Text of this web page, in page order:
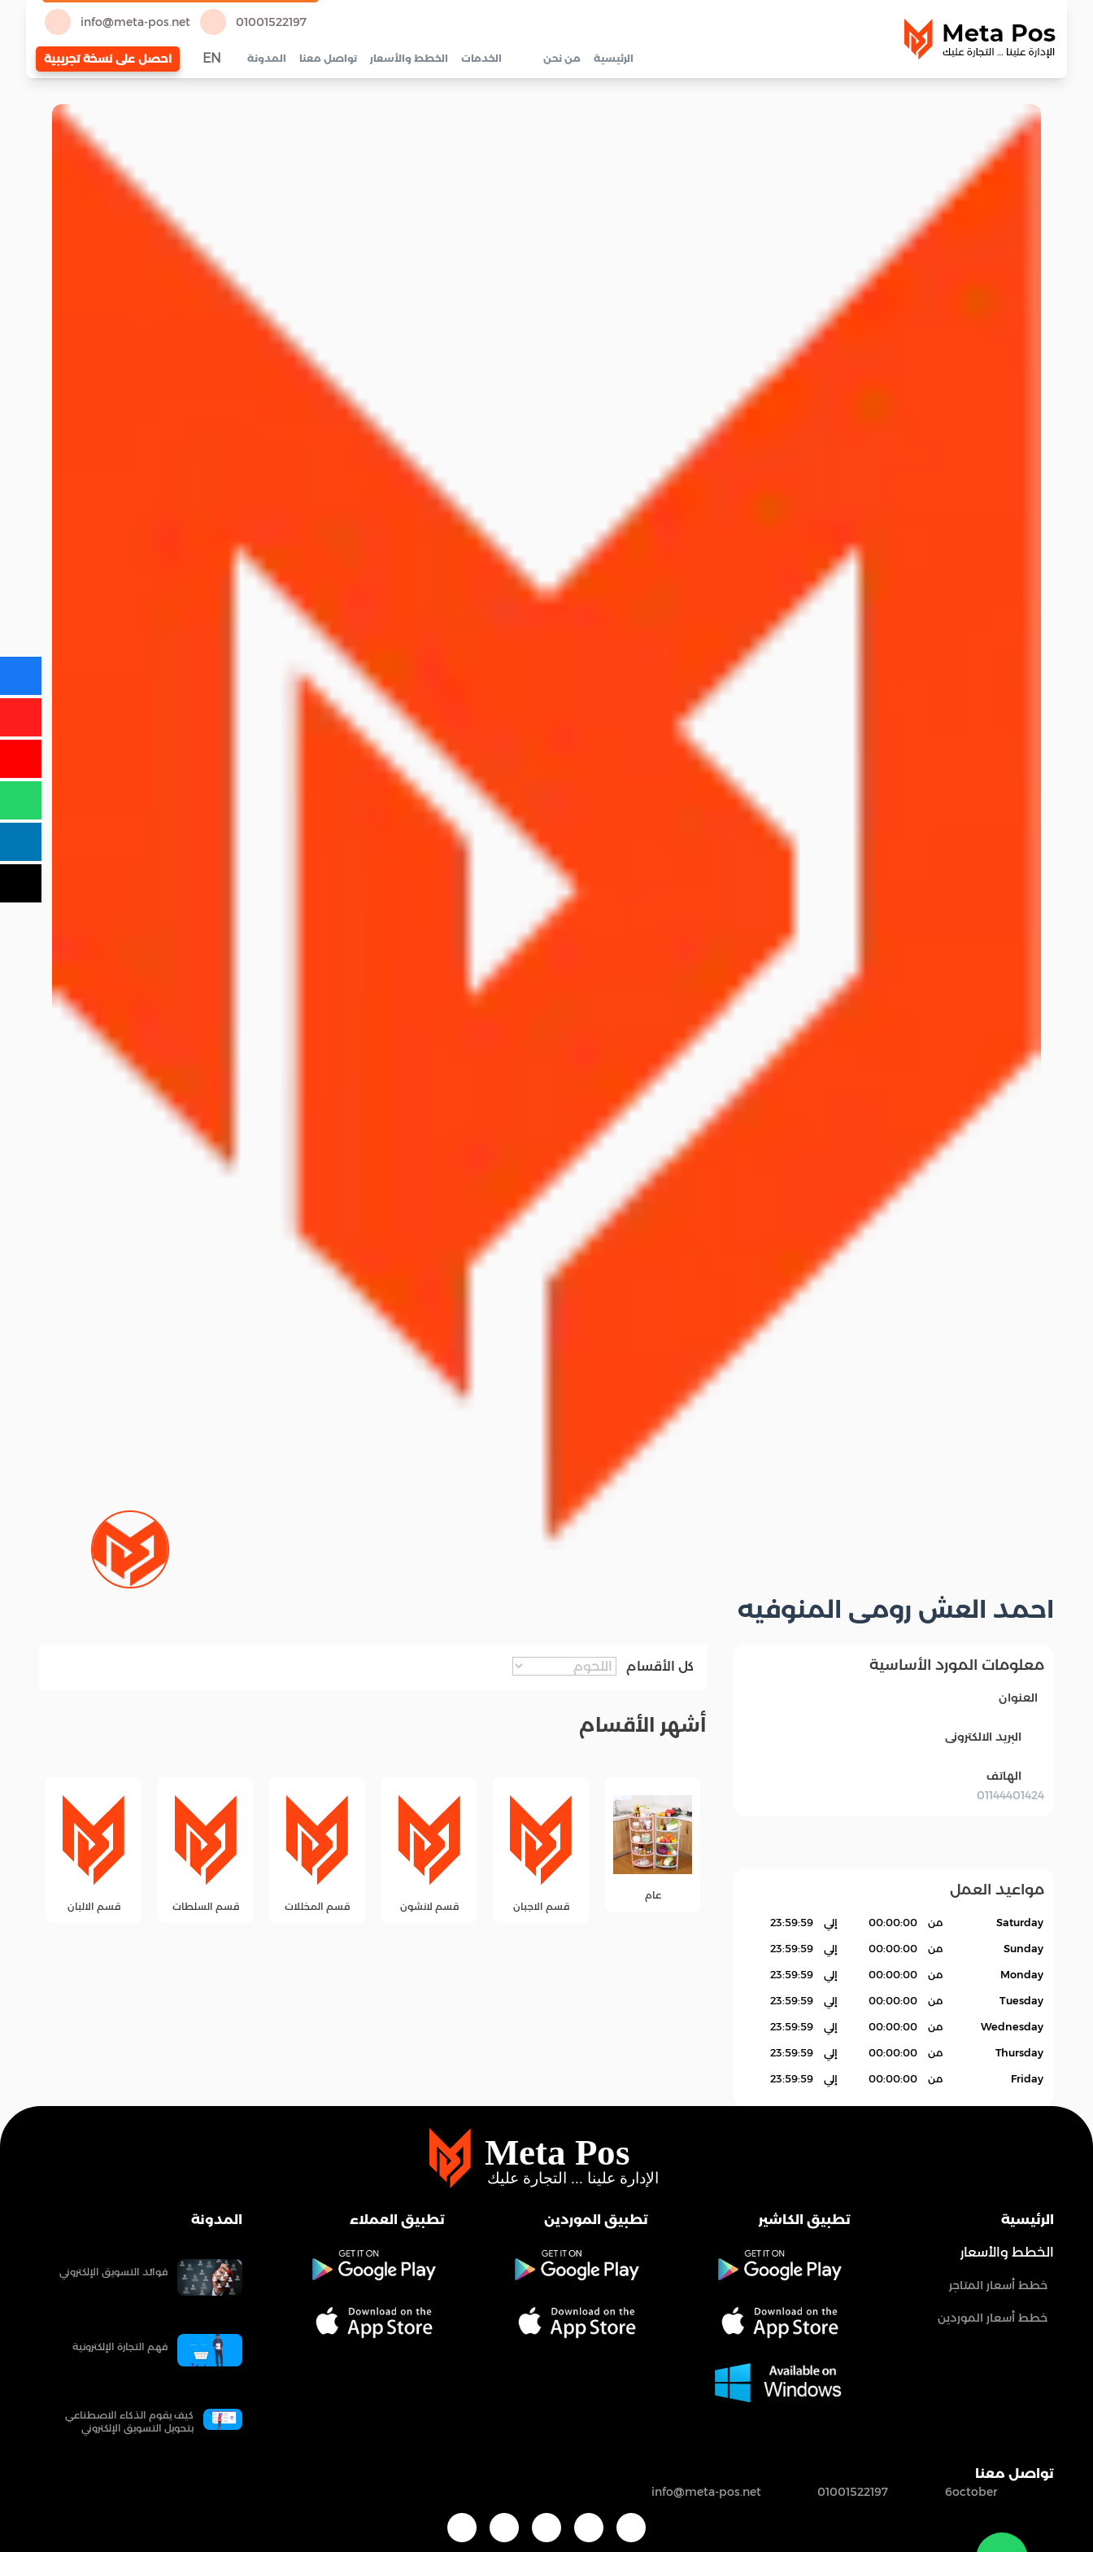
01001522197
info@meta-pos.net
الرئيسية من نحن الخدمات الخطط والأسعار تواصل معنا المدونة EN احصل على نسخة تجريبية
احمد العش رومى المنوفيه
معلومات المورد الأساسية
العنوان
البريد الالكترونى
الهاتف
01144401424
مواعيد العمل
Saturday من 00:00:00 إلي 23:59:59
Sunday من 00:00:00 إلي 23:59:59
Monday من 00:00:00 إلي 23:59:59
Tuesday من 00:00:00 إلي 23:59:59
Wednesday من 00:00:00 إلي 23:59:59
Thursday من 00:00:00 إلي 23:59:59
Friday من 00:00:00 إلي 23:59:59
كل الأقسام
أشهر الأقسام
قسم الاجبان
قسم لانشون قسم المخللات قسم السلطات قسم الالبان قسم الزيوت
الرئيسية
الخطط والأسعار
خطط أسعار المتاجر
خطط أسعار الموردين
تطبيق الكاشير تطبيق الموردين تطبيق العملاء المدونة
فوائد التسويق الإلكتروني
فهم التجارة الإلكترونية
كيف يقوم الذكاء الاصطناعي
بتحويل التسويق الإلكتروني
تواصل معنا
6october
01001522197
info@meta-pos.net